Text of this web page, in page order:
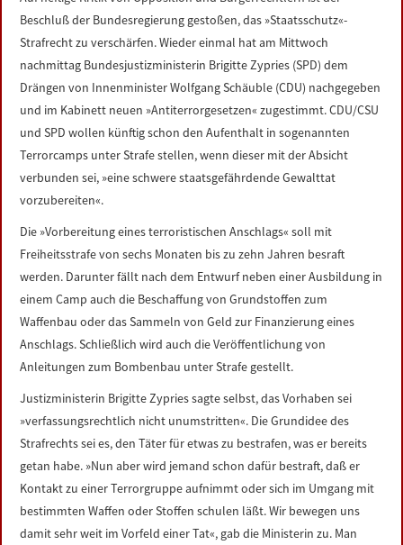
LINKS
DATENSCHUTZERKLÄRUNG
IMPRESSUM
Beschluß der Bundesregierung gestoßen, das »Staatsschutz«-
Strafrecht zu verschärfen. Wieder einmal hat am Mittwoch
nachmittag Bundesjustizministerin Brigitte Zypries (SPD) dem
Drängen von Innenminister Wolfgang Schäuble (CDU) nachgegeben
und im Kabinett neuen »Antiterrorgesetzen« zugestimmt. CDU/CSU
und SPD wollen künftig schon den Aufenthalt in sogenannten
Terrorcamps unter Strafe stellen, wenn dieser mit der Absicht
verbunden sei, »eine schwere staatsgefährdende Gewalttat
vorzubereiten«.
Die »Vorbereitung eines terroristischen Anschlags« soll mit
Freiheitsstrafe von sechs Monaten bis zu zehn Jahren besraft
werden. Darunter fällt nach dem Entwurf neben einer Ausbildung in
einem Camp auch die Beschaffung von Grundstoffen zum
Waffenbau oder das Sammeln von Geld zur Finanzierung eines
Anschlags. Schließlich wird auch die Veröffentlichung von
Anleitungen zum Bombenbau unter Strafe gestellt.
Justizministerin Brigitte Zypries sagte selbst, das Vorhaben sei
»verfassungsrechtlich nicht unumstritten«. Die Grundidee des
Strafrechts sei es, den Täter für etwas zu bestrafen, was er bereits
getan habe. »Nun aber wird jemand schon dafür bestraft, daß er
Kontakt zu einer Terrorgruppe aufnimmt oder sich im Umgang mit
bestimmten Waffen oder Stoffen schulen läßt. Wir bewegen uns
damit sehr weit im Vorfeld einer Tat«, gab die Ministerin zu. Man